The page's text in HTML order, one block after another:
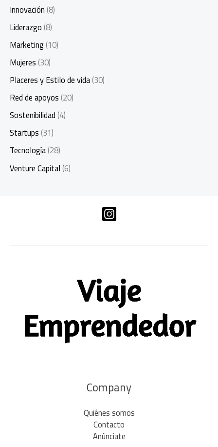
Innovación(8)
Liderazgo(8)
Marketing(10)
Mujeres(30)
Placeres y Estilo de vida(30)
Red de apoyos(20)
Sostenibilidad(4)
Startups(31)
Tecnología(28)
Venture Capital(6)
Company
Quiénes somos
Contacto
Anúnciate